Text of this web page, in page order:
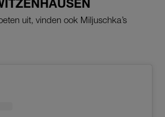
uit, vinden ook Miljuschka’s